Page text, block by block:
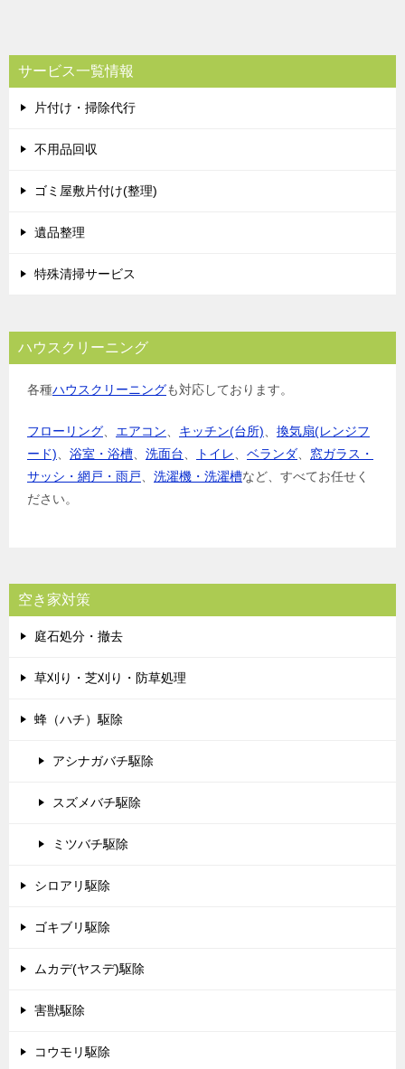
ビ
ゲ
ー
シ
サービス一覧情報
片付け・掃除代行
不用品回収
ゴミ屋敷片付け(整理)
遺品整理
特殊清掃サービス
ハウスクリーニング
各種ハウスクリーニングも対応しております。
フローリング、 エアコン、 キッチン(台所)、 換気扇(レンジフ
ード)、 浴室・浴槽、 洗面台、 トイレ、 ベランダ、 窓ガラス・
サッシ・網戸・雨戸、 洗濯機・洗濯槽など、すべてお任せく
ださい。
空き家対策
庭石処分・撤去
草刈り・芝刈り・防草処理
蜂（ハチ）駆除
アシナガバチ駆除
スズメバチ駆除
ミツバチ駆除
シロアリ駆除
ゴキブリ駆除
ムカデ(ヤスデ)駆除
害獣駆除
コウモリ駆除